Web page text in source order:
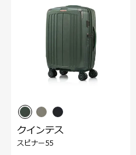
クインテス
スピナー55